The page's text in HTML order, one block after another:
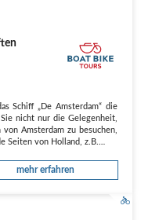
Schiff „De Amsterdam“ die
nicht nur die Gelegenheit,
Amsterdam zu besuchen,
Seiten von Holland, z.B.…
mehr erfahren